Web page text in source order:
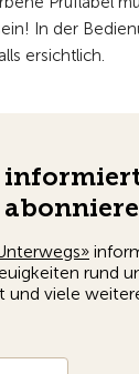
In der
ersichtlich.